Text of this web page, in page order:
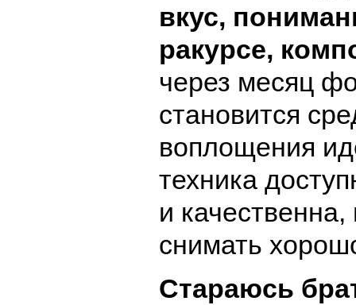
вкус,
ракурсе,
через месяц
становится
воплощения
техника
и качественна,
снимать
Стараюсь